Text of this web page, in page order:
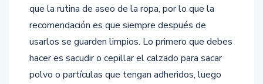
que la rutina de aseo de la ropa, por lo que la
recomendación es que siempre después de
usarlos se guarden limpios. Lo primero que debes
hacer es sacudir o cepillar el calzado para sacar
polvo o partículas que tengan adheridos, luego